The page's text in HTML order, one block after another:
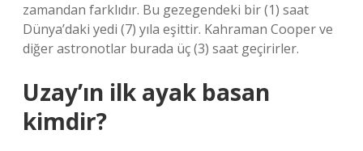
zamandan farklıdır. Bu gezegendeki bir (1) saat
Dünya’daki yedi (7) yıla eşittir. Kahraman Cooper ve
diğer astronotlar burada üç (3) saat geçirirler.
Uzay’ın ilk ayak basan
kimdir?